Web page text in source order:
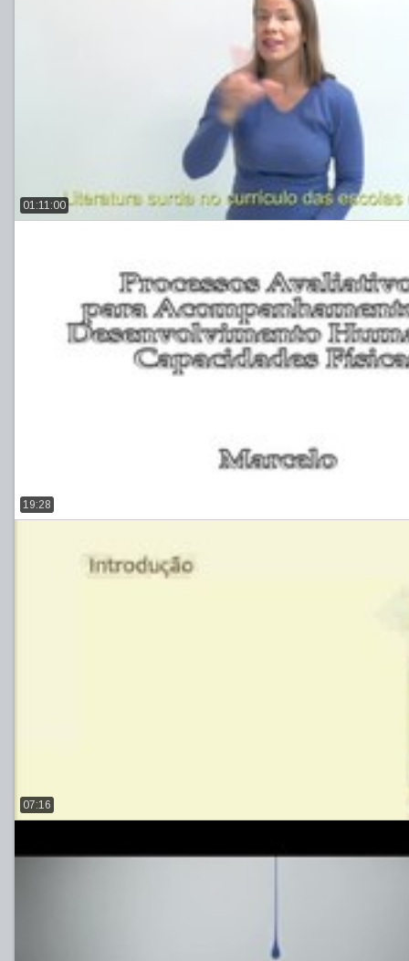
01:11:00
19:28
07:16